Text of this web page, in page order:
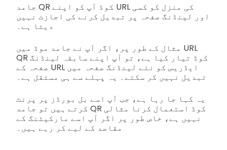
جامد QR کوڈ آپ کو اپنے URL کی منزل کو کسی
اور لینڈنگ صفحہ پر تبدیل کرنے کی اجازت نہیں
دیتا ہے۔
مثال کے طور پر، اگر آپ نے جامد موڈ میں URL
QR کوڈ تیار کیا ہے، تو آپ اپنے سابقہ لینڈنگ
صفحہ کے URL ایڈریس کو نئے لینڈنگ صفحہ میں
تبدیل نہیں کر سکتے۔ یہ پہلے سے ہی مستقل ہے۔
یہ کہا جا رہا ہے، جب آپ اسے بل بورڈز پر پرنٹ
کرتے ہیں تو جامد QR کوڈ استعمال کرنا مثالی
نہیں ہے، خاص طور پر اگر آپ اسے مارکیٹنگ کے
مقاصد کے لیے کر رہے ہیں۔